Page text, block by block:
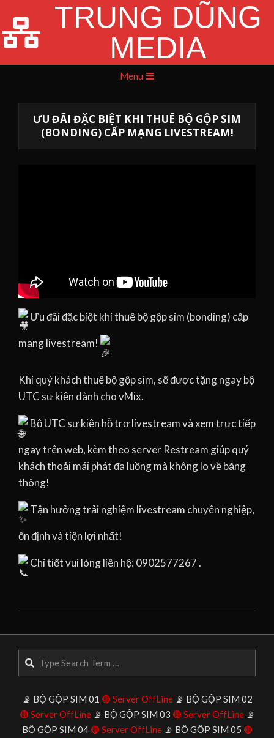
content
TRUNG DŨNG
MEDIA
Menu
Menu
ƯU ĐÃI ĐẶC BIỆT KHI THUÊ BỘ GỘP SIM
(BONDING) CẤP MẠNG LIVESTREAM!
Ưu đãi đặc biệt khi thuê bộ gộp sim (bonding) cấp
mạng livestream!
Khi quý khách thuê bộ gộp sim, sẽ được tặng ngay bộ
UTC sự kiện dành cho vMix.
Bộ UTC sự kiện hỗ trợ livestream và xem trực tiếp
ngay trên web, kèm theo server Restream giúp quý
khách thoải mái phát đa luồng mà không lo về băng
thông!
Tận hưởng trải nghiệm livestream chuyên nghiệp,
ổn định và tiện lợi nhất!
Chi tiết vui lòng liên hệ: 0902577267 .
📡 BỘ GỘP SIM 01 🔴 Server OffLine📡 BỘ GỘP SIM 02
🔴 Server OffLine📡 BỘ GỘP SIM 03 🔴 Server OffLine📡
BỘ GỘP SIM 04 🔴 Server OffLine📡 BỘ GỘP SIM 05 🔴